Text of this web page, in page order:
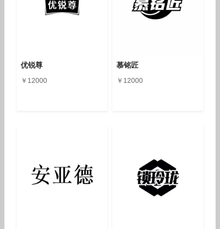
优锐尊
￥12000
慕铭匠
￥12000